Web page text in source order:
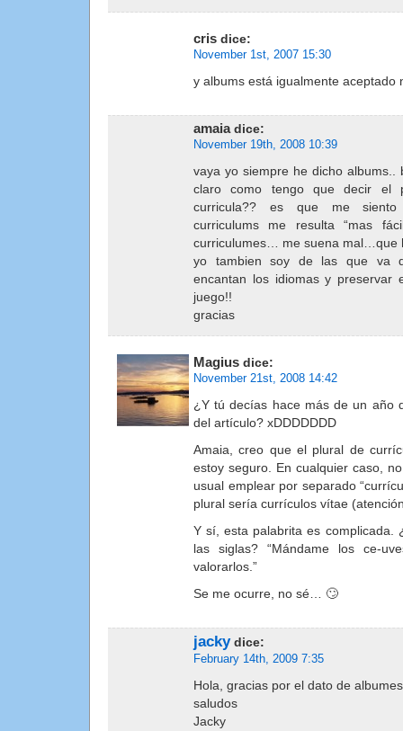
cris dice:
November 1st, 2007 15:30
y albums está igualmente aceptado
amaiadice:
November 19th, 2008 10:39
vaya yo siempre he dicho
claro como tengo que decir el
curricula?? es que me siento
curriculums me resulta “mas
curriculumes… me suena mal…que
yo tambien soy de las que va
encantan los idiomas y
juego!!
gracias
Magius dice:
November 21st, 2008 14:42
¿Y tú decías hace más de un año
del artículo? xDDDDDDD
Amaia, creo que el plural de
estoy seguro. En cualquier caso,
usual emplear por separado
plural sería currículos vítae
Y sí, esta palabrita es complicada.
las siglas? “Mándame los ce-
valorarlos.”
Se me ocurre, no sé… 🙄
jackydice:
February 14th, 2009 7:35
Hola, gracias por el dato de
saludos
Jacky